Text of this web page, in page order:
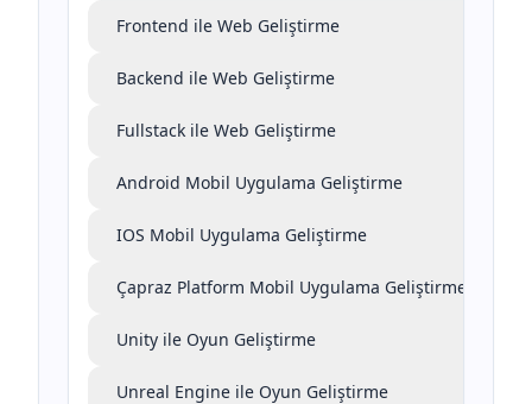
Frontend ile Web Geliştirme
Backend ile Web Geliştirme
Fullstack ile Web Geliştirme
Android Mobil Uygulama Geliştirme
IOS Mobil Uygulama Geliştirme
Çapraz Platform Mobil Uygulama Geliştirme
Unity ile Oyun Geliştirme
Unreal Engine ile Oyun Geliştirme